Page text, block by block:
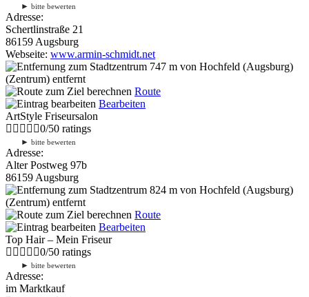
► bitte bewerten
Adresse:
Schertlinstraße 21
86159 Augsburg
Webseite: www.armin-schmidt.net
747 m von Hochfeld (Augsburg)
(Zentrum) entfernt
Route
Bearbeiten
ArtStyle Friseursalon
0/50 ratings
► bitte bewerten
Adresse:
Alter Postweg 97b
86159 Augsburg
824 m von Hochfeld (Augsburg)
(Zentrum) entfernt
Route
Bearbeiten
Top Hair – Mein Friseur
0/50 ratings
► bitte bewerten
Adresse:
im Marktkauf